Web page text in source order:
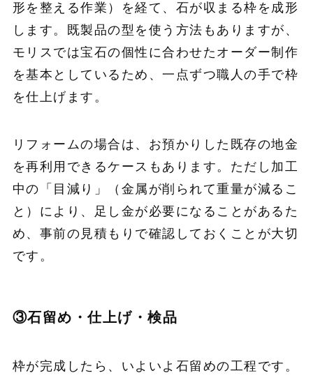
形を整える作業）を経て、石が収まる枠を成形
します。既製品の型を使う方法もありますが、
モリスでは宝石の個性に合わせたオーダー制作
を基本としているため、一点ずつ職人の手で枠
を仕上げます。
リフォームの場合は、お預かりした既存の地金
を再利用できるケースもあります。ただし加工
中の「目減り」（金属が削られて重量が減るこ
と）により、足し金が必要になることがあるた
め、事前の見積もりで確認しておくことが大切
です。
③石留め・仕上げ・検品
枠が完成したら、いよいよ石留めの工程です。